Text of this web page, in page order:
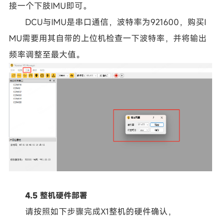
接一个下肢IMU即可。
DCU与IMU是串口通信，波特率为921600，购买I
MU需要用其自带的上位机检查一下波特率，并将输出
频率调整至最大值。
4.5 整机硬件部署
请按照如下步骤完成X1整机的硬件确认，